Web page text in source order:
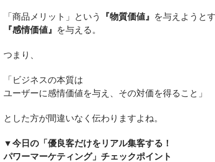
「商品メリット」という 『物質価値』 を与えようと
『感情価値』 を与える。
つまり、
「ビジネスの本質は
ユーザーに感情価値を与え、その対価を得ること」
とした方が間違いなく伝わりますよね。
▼今日の「優良客だけをリアル集客する！
パワーマーケティング」チェックポイント